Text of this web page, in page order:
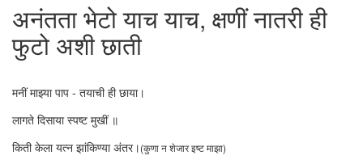
अनंतता भेटो याच याच, क्षणीं नातरी ही
फुटो अशी छाती
मनीं माझ्या पाप - तयाची ही छाया।
लागते दिसाया स्पष्ट मुखीं ॥
किती केला यत्न झांकिण्या अंतर।(कुणा न शेजार इष्ट माझा)